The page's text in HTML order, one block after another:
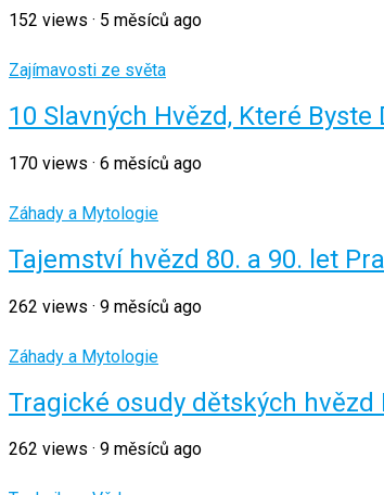
152 views · 5 měsíců ago
Zajímavosti ze světa
10 Slavných Hvězd, Které Byste
170 views · 6 měsíců ago
Záhady a Mytologie
Tajemství hvězd 80. a 90. let
262 views · 9 měsíců ago
Záhady a Mytologie
Tragické osudy dětských hvězd
262 views · 9 měsíců ago